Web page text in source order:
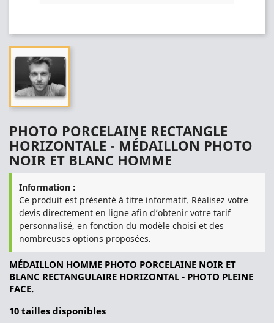
PHOTO PORCELAINE RECTANGLE
HORIZONTALE - MÉDAILLON PHOTO
NOIR ET BLANC HOMME
Information :
Ce produit est présenté à titre informatif. Réalisez votre
devis directement en ligne afin d’obtenir votre tarif
personnalisé, en fonction du modèle choisi et des
nombreuses options proposées.
MÉDAILLON HOMME PHOTO PORCELAINE NOIR ET
BLANC RECTANGULAIRE HORIZONTAL - PHOTO PLEINE
FACE.
10 tailles disponibles